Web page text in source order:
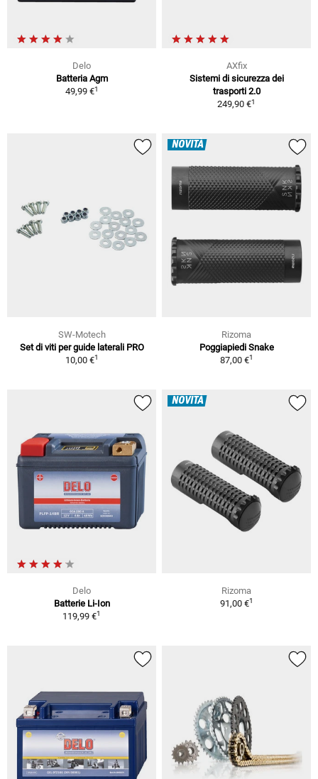
Delo
Batteria Agm
49,99 €1
AXfix
Sistemi di sicurezza dei
trasporti 2.0
249,90 €1
SW-Motech
Set di viti per guide laterali PRO
10,00 €1
NOVITÀ
Rizoma
Poggiapiedi Snake
87,00 €1
Delo
Batterie Li-Ion
119,99 €1
NOVITÀ
Rizoma
91,00 €1